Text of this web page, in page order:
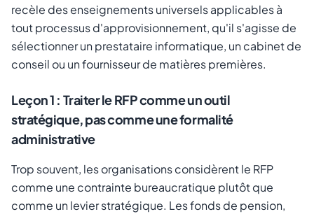
recèle des enseignements universels applicables à
tout processus d'approvisionnement, qu'il s'agisse de
sélectionner un prestataire informatique, un cabinet de
conseil ou un fournisseur de matières premières.
Leçon 1 : Traiter le RFP comme un outil
stratégique, pas comme une formalité
administrative
Trop souvent, les organisations considèrent le RFP
comme une contrainte bureaucratique plutôt que
comme un levier stratégique. Les fonds de pension,